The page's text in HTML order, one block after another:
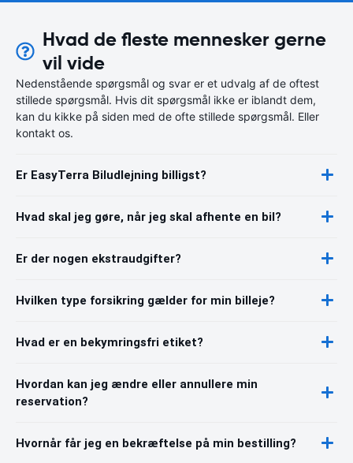
Hvad de fleste mennesker gerne
vil vide
Nedenstående spørgsmål og svar er et udvalg af de oftest
stillede spørgsmål. Hvis dit spørgsmål ikke er iblandt dem,
kan du kikke på siden med de ofte stillede spørgsmål. Eller
kontakt os.
Er EasyTerra Biludlejning billigst?
Hvad skal jeg gøre, når jeg skal afhente en bil?
Er der nogen ekstraudgifter?
Hvilken type forsikring gælder for min billeje?
Hvad er en bekymringsfri etiket?
Hvordan kan jeg ændre eller annullere min
reservation?
Hvornår får jeg en bekræftelse på min bestilling?